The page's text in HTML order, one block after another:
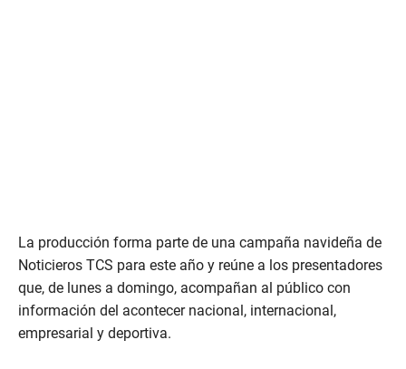
La producción forma parte de una campaña navideña de
Noticieros TCS para este año y reúne a los presentadores
que, de lunes a domingo, acompañan al público con
información del acontecer nacional, internacional,
empresarial y deportiva.